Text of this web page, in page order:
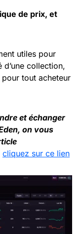
de prix, et
utiles pour
collection,
tout acheteur
et échanger
on vous
cliquez sur ce lien